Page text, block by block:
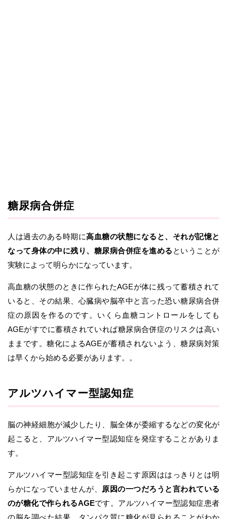
糖尿病合併症
人は過去のある時期に高血糖の状態になると、それが記憶と
なって身体の中に残り、糖尿病合併症を進める ということが
実験によって明らかになっています。
高血糖の状態のときに作られたAGEが体に残って蓄積されて
いると、その結果、心臓病や脳卒中と言った恐い糖尿病合併
症の原因を作るのです。いくら血糖コントロールをしても
AGEがすでに蓄積されていれば糖尿病合併症のリスクは高い
ままです。糖化によるAGEが蓄積されないよう、糖尿病対策
は早くから始める必要があります。。
アルツハイマー型認知症
脳の神経細胞が減少したり、脳全体が委縮するなどの変化が
起こると、アルツハイマー型認知症を発症することがありま
す。
アルツハイマー型認知症を引き起こす原因ははっきりとは明
らかになっていませんが、
原因の一つだろうと言われている
のが糖化で作られるAGEです。アルツハイマー型認知症患者
の脳を調べた結果、タンパク質に糖化が見られることがわか